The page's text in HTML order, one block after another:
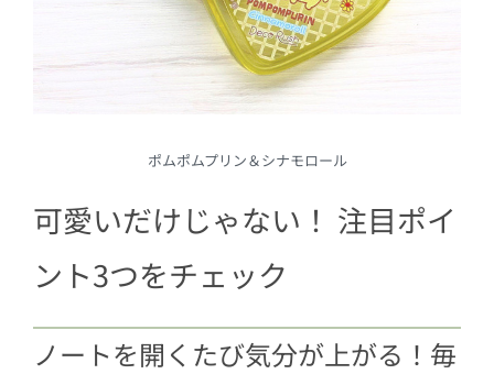
ポムポムプリン＆シナモロール
可愛いだけじゃない！ 注目ポイ
ント3つをチェック
ノートを開くたび気分が上がる！毎